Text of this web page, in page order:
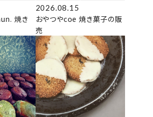
焼き
2026.08.15
おやつやcoe 焼き菓子の販
売